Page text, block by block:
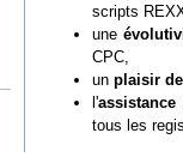
scripts
une
CPC,
unplaisir
l'assistance
tous les